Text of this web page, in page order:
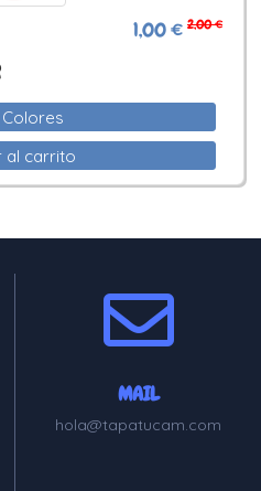
1,00 € 2,00 €
al carrito
MAIL
hola@tapatucam.com